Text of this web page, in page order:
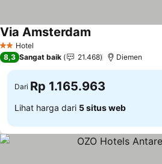
2 Bintang
Hotel
Via Amsterdam
8,3 Sangat baik 21.468 Diemen
Dari Rp 1.165.963
Lihat harga dari 5 situs web